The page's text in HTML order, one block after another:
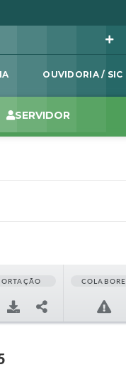
OUVIDORIA / SIC
SERVIDOR
COLABORE